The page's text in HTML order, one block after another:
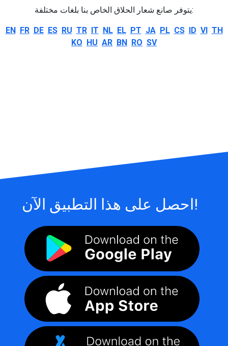
يتوفر صانع شعار الحلاق الخاص بنا بلغات مختلفة:
EN FR DE ES RU TR IT NL EL PT JA PL CS ID VI TH
KO HU AR BN RO SV
احصل على هذا التطبيق الآن!